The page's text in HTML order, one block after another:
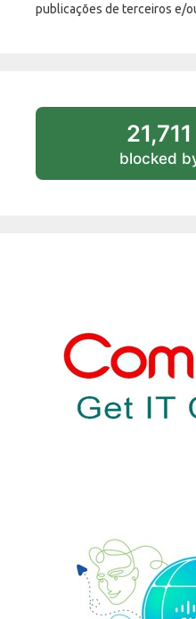
publicações de terceiros e/
blocked